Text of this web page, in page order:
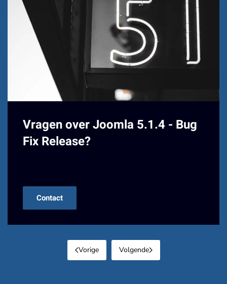
Vragen over Joomla 5.1.4 - Bug
Fix Release?
Contact
Vorige Volgende